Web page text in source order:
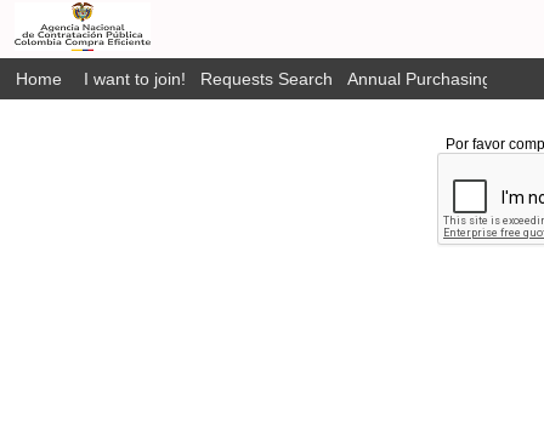
Home I want to join! Requests Search Annual Purchasing Plan
Por favor